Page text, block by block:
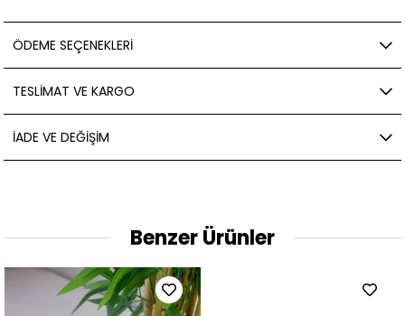
ÖDEME SEÇENEKLERI
TESLIMAT VE KARGO
İADE VE DEĞIŞIM
Benzer Ürünler